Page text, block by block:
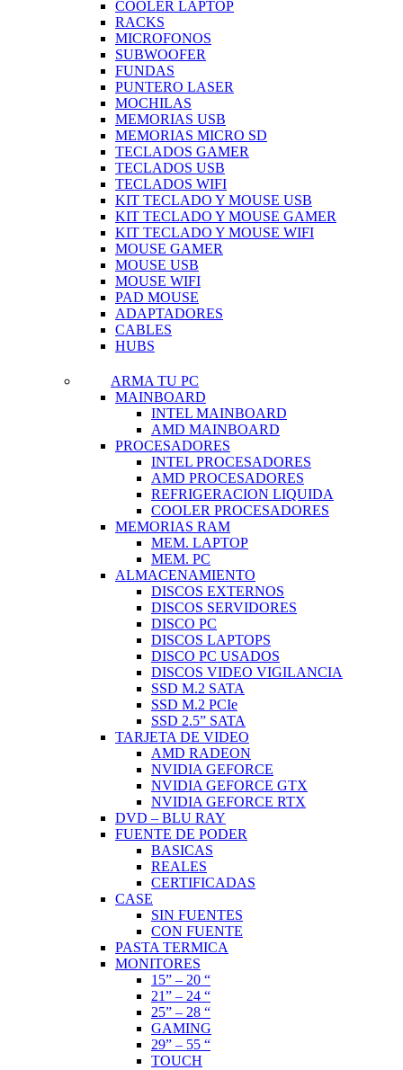
COOLER LAPTOP
RACKS
MICROFONOS
SUBWOOFER
FUNDAS
PUNTERO LASER
MOCHILAS
MEMORIAS USB
MEMORIAS MICRO SD
TECLADOS GAMER
TECLADOS USB
TECLADOS WIFI
KIT TECLADO Y MOUSE USB
KIT TECLADO Y MOUSE GAMER
KIT TECLADO Y MOUSE WIFI
MOUSE GAMER
MOUSE USB
MOUSE WIFI
PAD MOUSE
ADAPTADORES
CABLES
HUBS
ARMA TU PC
MAINBOARD
INTEL MAINBOARD
AMD MAINBOARD
PROCESADORES
INTEL PROCESADORES
AMD PROCESADORES
REFRIGERACION LIQUIDA
COOLER PROCESADORES
MEMORIAS RAM
MEM. LAPTOP
MEM. PC
ALMACENAMIENTO
DISCOS EXTERNOS
DISCOS SERVIDORES
DISCO PC
DISCOS LAPTOPS
DISCO PC USADOS
DISCOS VIDEO VIGILANCIA
SSD M.2 SATA
SSD M.2 PCIe
SSD 2.5” SATA
TARJETA DE VIDEO
AMD RADEON
NVIDIA GEFORCE
NVIDIA GEFORCE GTX
NVIDIA GEFORCE RTX
DVD – BLU RAY
FUENTE DE PODER
BASICAS
REALES
CERTIFICADAS
CASE
SIN FUENTES
CON FUENTE
PASTA TERMICA
MONITORES
15” – 20 “
21” – 24 “
25” – 28 “
GAMING
29” – 55 “
TOUCH